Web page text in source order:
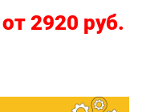
от 2920 руб.